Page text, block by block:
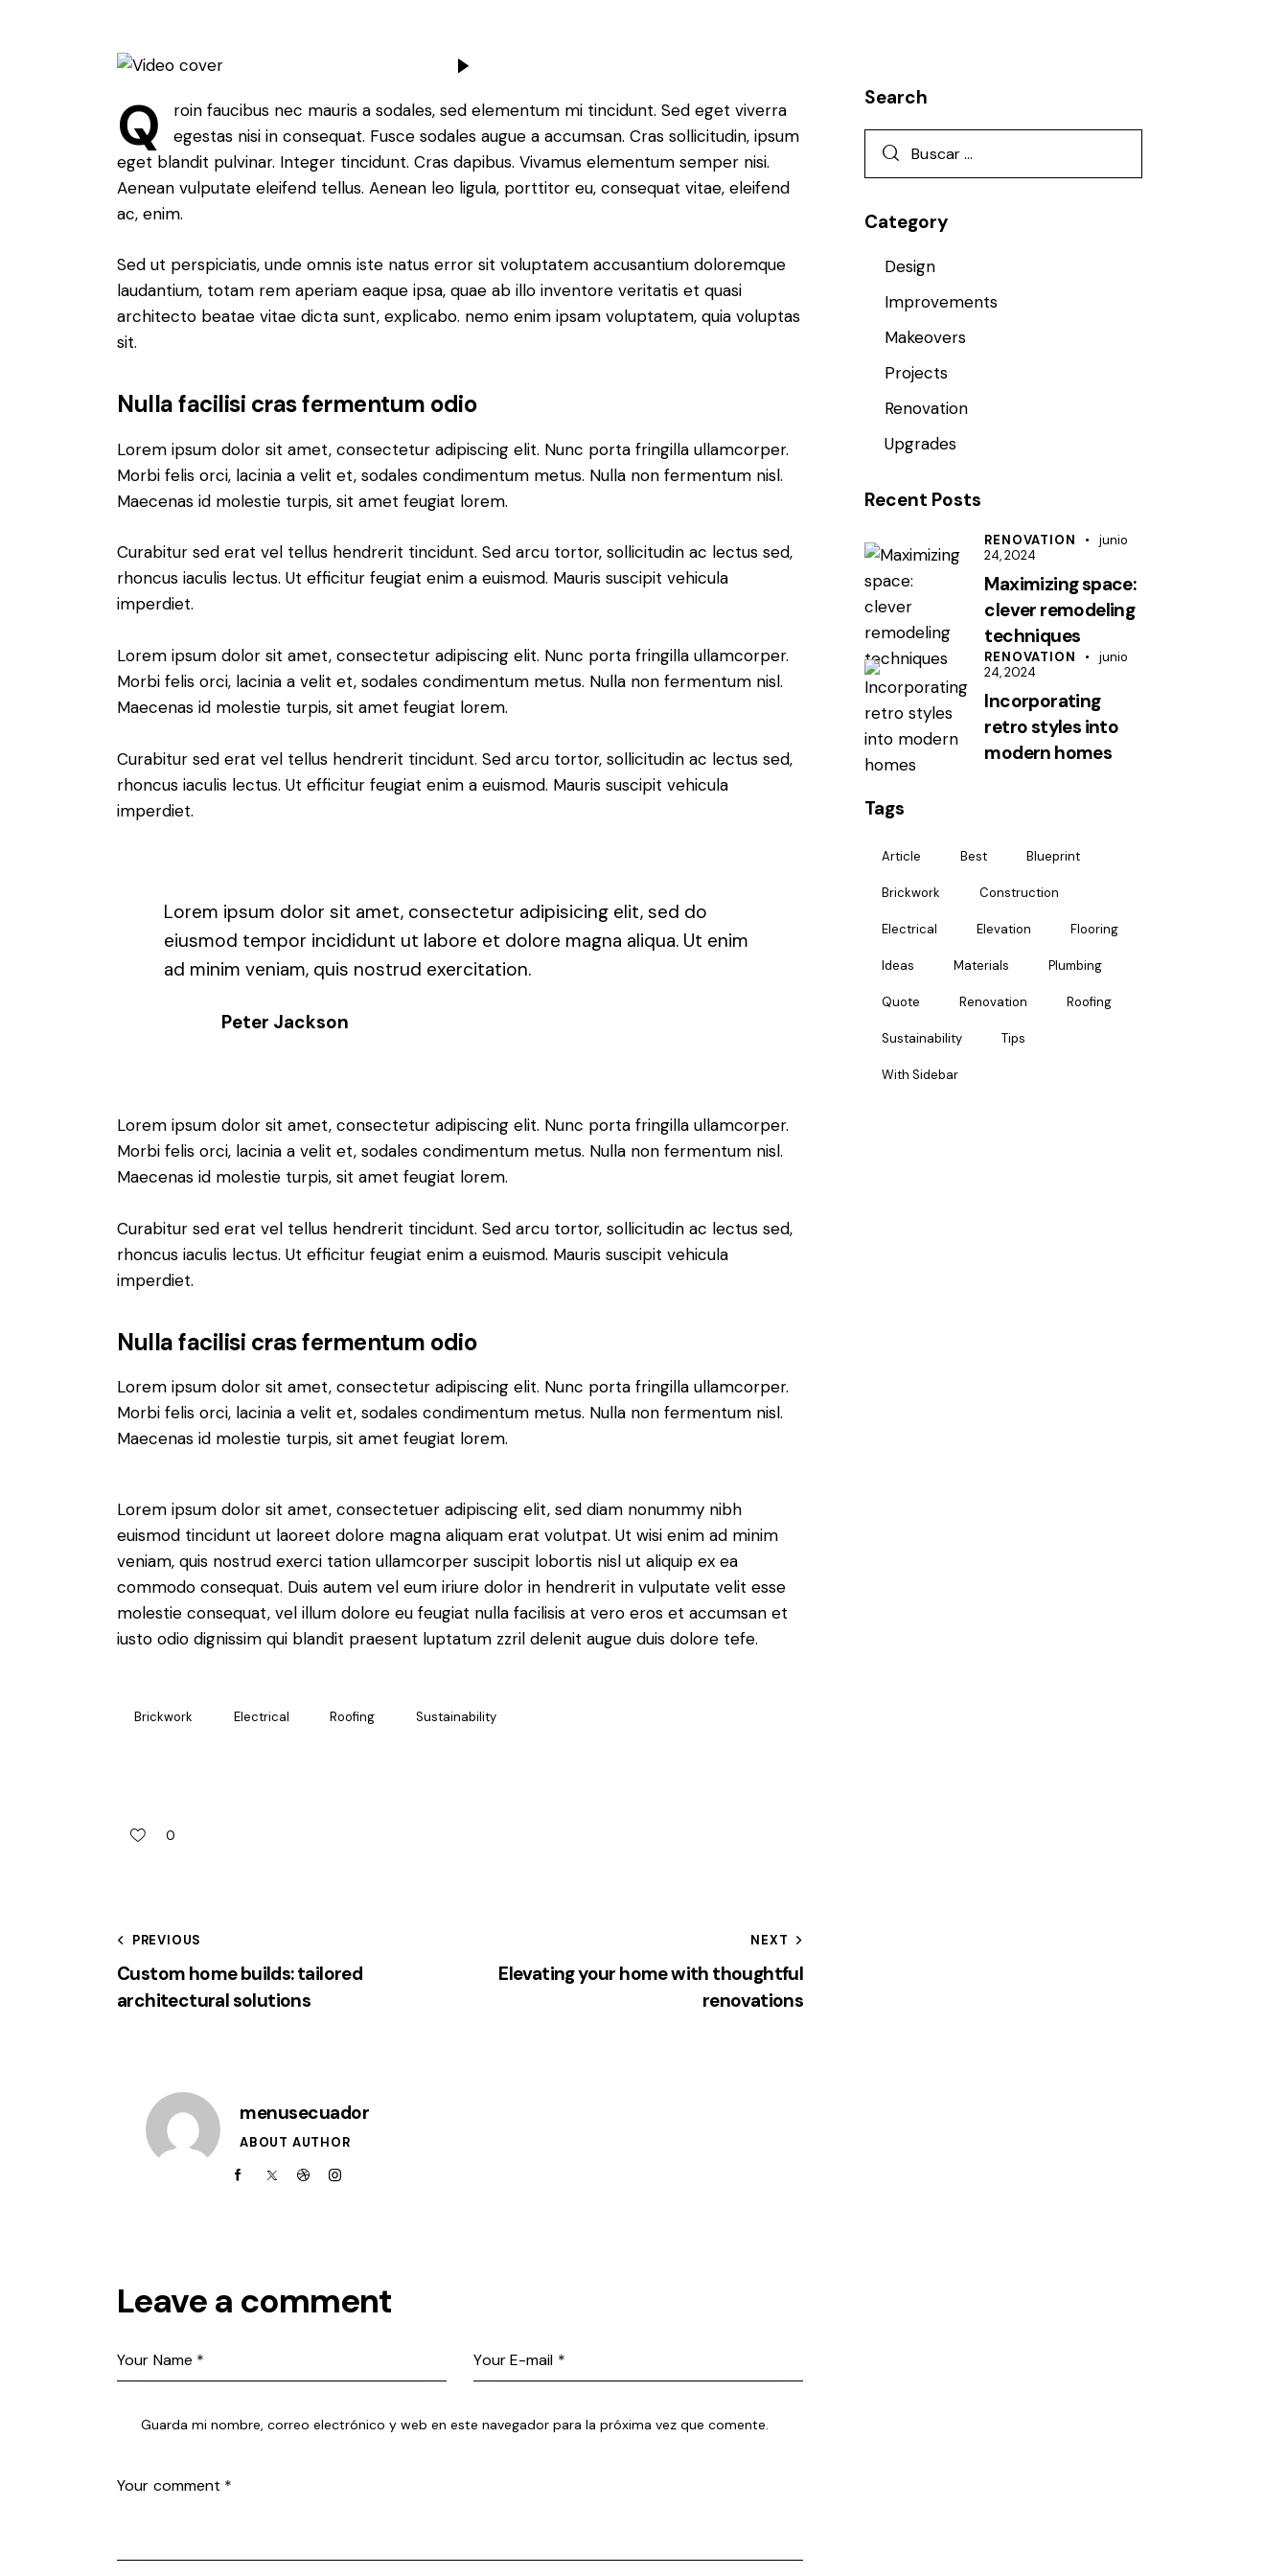
Q
roin faucibus nec mauris a sodales, sed elementum mi tincidunt. Sed eget viverra
egestas nisi in consequat. Fusce sodales augue a accumsan. Cras sollicitudin, ipsum
eget blandit pulvinar. Integer tincidunt. Cras dapibus. Vivamus elementum semper nisi.
Aenean vulputate eleifend tellus. Aenean leo ligula, porttitor eu, consequat vitae, eleifend
ac, enim.
Sed ut perspiciatis, unde omnis iste natus error sit voluptatem accusantium doloremque
laudantium, totam rem aperiam eaque ipsa, quae ab illo inventore veritatis et quasi
architecto beatae vitae dicta sunt, explicabo. nemo enim ipsam voluptatem, quia voluptas
sit.
Nulla facilisi cras fermentum odio
Lorem ipsum dolor sit amet, consectetur adipiscing elit. Nunc porta fringilla ullamcorper.
Morbi felis orci, lacinia a velit et, sodales condimentum metus. Nulla non fermentum nisl.
Maecenas id molestie turpis, sit amet feugiat lorem.
Curabitur sed erat vel tellus hendrerit tincidunt. Sed arcu tortor, sollicitudin ac lectus sed,
rhoncus iaculis lectus. Ut efficitur feugiat enim a euismod. Mauris suscipit vehicula
imperdiet.
Lorem ipsum dolor sit amet, consectetur adipiscing elit. Nunc porta fringilla ullamcorper.
Morbi felis orci, lacinia a velit et, sodales condimentum metus. Nulla non fermentum nisl.
Maecenas id molestie turpis, sit amet feugiat lorem.
Curabitur sed erat vel tellus hendrerit tincidunt. Sed arcu tortor, sollicitudin ac lectus sed,
rhoncus iaculis lectus. Ut efficitur feugiat enim a euismod. Mauris suscipit vehicula
imperdiet.
Lorem ipsum dolor sit amet, consectetur adipisicing elit, sed do
eiusmod tempor incididunt ut labore et dolore magna aliqua. Ut enim
ad minim veniam, quis nostrud exercitation.
Peter Jackson
Lorem ipsum dolor sit amet, consectetur adipiscing elit. Nunc porta fringilla ullamcorper.
Morbi felis orci, lacinia a velit et, sodales condimentum metus. Nulla non fermentum nisl.
Maecenas id molestie turpis, sit amet feugiat lorem.
Curabitur sed erat vel tellus hendrerit tincidunt. Sed arcu tortor, sollicitudin ac lectus sed,
rhoncus iaculis lectus. Ut efficitur feugiat enim a euismod. Mauris suscipit vehicula
imperdiet.
Nulla facilisi cras fermentum odio
Lorem ipsum dolor sit amet, consectetur adipiscing elit. Nunc porta fringilla ullamcorper.
Morbi felis orci, lacinia a velit et, sodales condimentum metus. Nulla non fermentum nisl.
Maecenas id molestie turpis, sit amet feugiat lorem.
Lorem ipsum dolor sit amet, consectetuer adipiscing elit, sed diam nonummy nibh
euismod tincidunt ut laoreet dolore magna aliquam erat volutpat. Ut wisi enim ad minim
veniam, quis nostrud exerci tation ullamcorper suscipit lobortis nisl ut aliquip ex ea
commodo consequat. Duis autem vel eum iriure dolor in hendrerit in vulputate velit esse
molestie consequat, vel illum dolore eu feugiat nulla facilisis at vero eros et accumsan et
iusto odio dignissim qui blandit praesent luptatum zzril delenit augue duis dolore tefe.
Brickwork Electrical Roofing Sustainability
0
PREVIOUS
Custom home builds: tailored
architectural solutions
NEXT
Elevating your home with thoughtful
renovations
menusecuador
ABOUT AUTHOR
Leave a comment
Guarda mi nombre, correo electrónico y web en este navegador para la próxima vez que comente.
Search
Category
Design
Improvements
Makeovers
Projects
Renovation
Upgrades
Recent Posts
RENOVATION
junio
24, 2024
Maximizing space:
clever remodeling
techniques
RENOVATION
junio
24, 2024
Incorporating
retro styles into
modern homes
Tags
Article Best Blueprint
Brickwork Construction
Electrical Elevation Flooring
Ideas Materials Plumbing
Quote Renovation Roofing
Sustainability Tips
With Sidebar